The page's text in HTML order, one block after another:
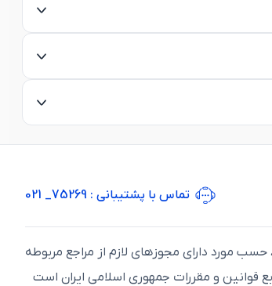
تماس با پشتیبانی : 75269_ 021
مورد دارای مجوزهای لازم از مراجع مربوطه
قوانين و مقررات جمهوری اسلامی ايران است